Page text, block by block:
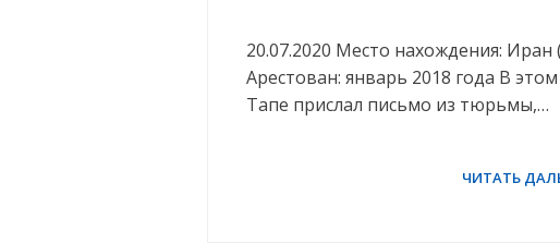
20.07.2020 Место нахождения: Иран
Арестован: январь 2018 года В
Тапе прислал письмо из тюрьмы,…